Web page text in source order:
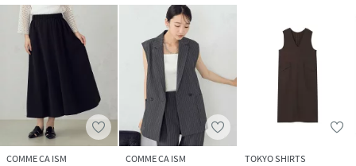
COMME CA ISM
COMME CA ISM
TOKYO SHIRTS